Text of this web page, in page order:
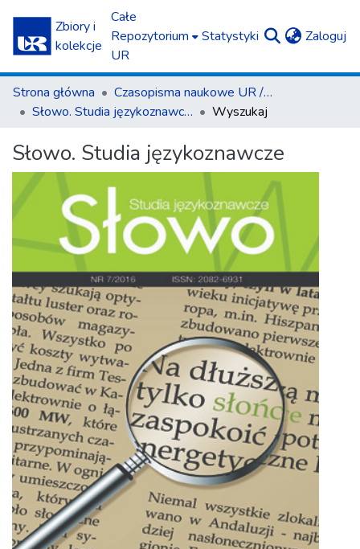
Zbiory i
kolekcje
Całe
Repozytorium
UR
Statystyki Zaloguj
Strona główna
Czasopisma naukowe UR / Scientific Journals
Słowo. Studia językoznawcze
Wyszukaj
Słowo. Studia językoznawcze